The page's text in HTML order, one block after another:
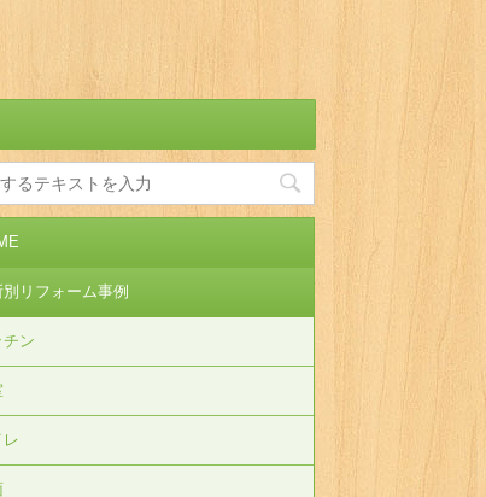
リフォーム事例
チン
レ